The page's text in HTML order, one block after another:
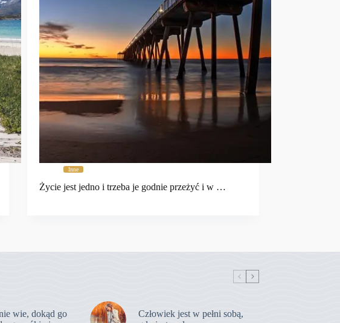
Inne
Życie jest jedno i trzeba je godnie przeżyć i w …
wie, dokąd go
Człowiek jest w pełni sobą,